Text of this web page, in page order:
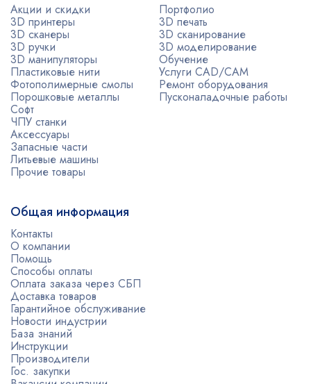
Акции и скидки
3D принтеры
3D сканеры
3D ручки
3D манипуляторы
Пластиковые нити
Фотополимерные смолы
Порошковые металлы
Софт
ЧПУ станки
Аксессуары
Запасные части
Литьевые машины
Прочие товары
Портфолио
3D печать
3D сканирование
3D моделирование
Обучение
Услуги CAD/CAM
Ремонт оборудования
Пусконаладочные работы
Общая информация
Контакты
О компании
Помощь
Способы оплаты
Оплата заказа через СБП
Доставка товаров
Гарантийное обслуживание
Новости индустрии
База знаний
Инструкции
Производители
Гос. закупки